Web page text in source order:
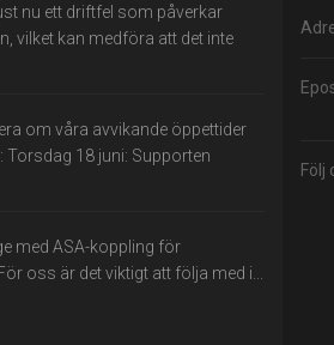
nu ett driftfel som påverkar
vilket kan medföra att det inte
om våra avvikande öppettider
Torsdag 18 juni: Supporten
med ASA-koppling för
oss är det viktigt att följa med i...
Följ